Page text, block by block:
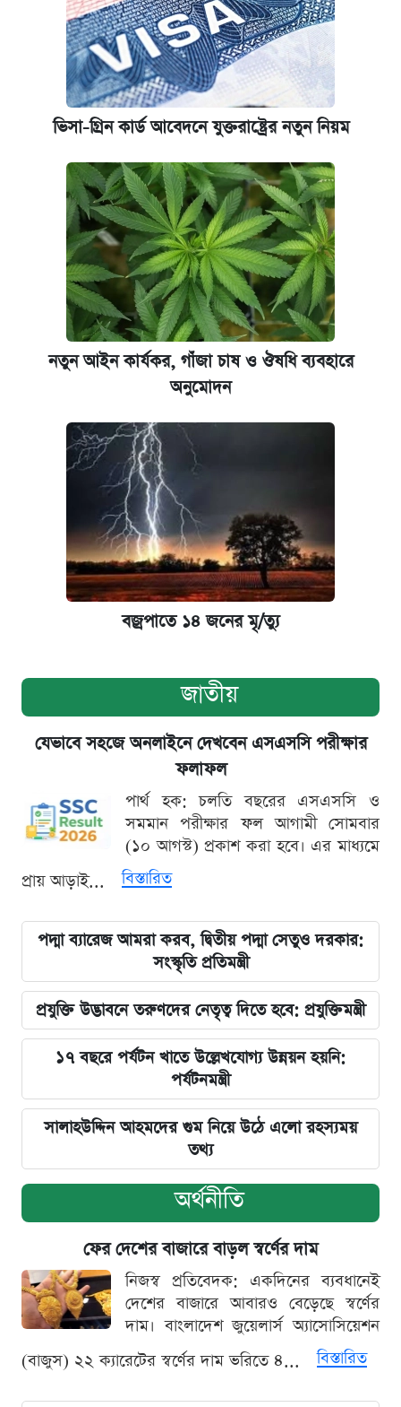
ভিসা-গ্রিন কার্ড আবেদনে যুক্তরাষ্ট্রের নতুন নিয়ম
নতুন আইন কার্যকর, গাঁজা চাষ ও ঔষধি ব্যবহারে
অনুমোদন
বজ্রপাতে ১৪ জনের মৃ/ত্যু
জাতীয়
যেভাবে সহজে অনলাইনে দেখবেন এসএসসি পরীক্ষার
ফলাফল
পার্থ হক: চলতি বছরের এসএসসি ও
সমমান পরীক্ষার ফল আগামী সোমবার
(১০ আগস্ট) প্রকাশ করা হবে। এর মাধ্যমে
প্রায় আড়াই...
বিস্তারিত
পদ্মা ব্যারেজ আমরা করব, দ্বিতীয় পদ্মা সেতুও দরকার:
সংস্কৃতি প্রতিমন্ত্রী
প্রযুক্তি উদ্ভাবনে তরুণদের নেতৃত্ব দিতে হবে: প্রযুক্তিমন্ত্রী
১৭ বছরে পর্যটন খাতে উল্লেখযোগ্য উন্নয়ন হয়নি:
পর্যটনমন্ত্রী
সালাহউদ্দিন আহমদের গুম নিয়ে উঠে এলো রহস্যময়
তথ্য
অর্থনীতি
ফের দেশের বাজারে বাড়ল স্বর্ণের দাম
নিজস্ব প্রতিবেদক: একদিনের ব্যবধানেই
দেশের বাজারে আবারও বেড়েছে স্বর্ণের
দাম। বাংলাদেশ জুয়েলার্স অ্যাসোসিয়েশন
(বাজুস) ২২ ক্যারেটের স্বর্ণের দাম ভরিতে ৪...
বিস্তারিত